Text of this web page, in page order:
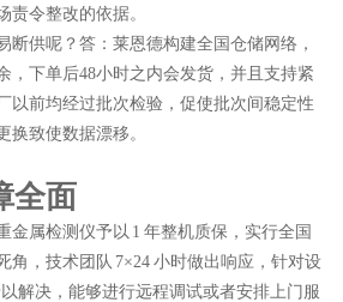
责令整改的依据。
断供呢？答：莱恩德构建全国仓储网络，
，下单后48小时之内会发货，并且支持紧
以前均经过批次检验，促使批次间稳定性
换致使数据漂移。
全面
金属检测仪予以 1 年整机质保，实行全国
角，技术团队 7×24 小时做出响应，针对设
解决，能够进行远程调试或者安排上门服